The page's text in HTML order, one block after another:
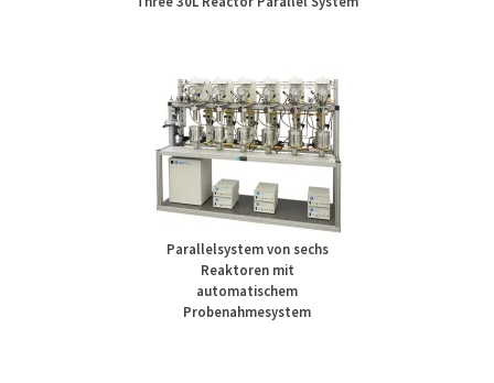
Parallelsystem von sechs
Reaktoren mit
automatischem
Probenahmesystem